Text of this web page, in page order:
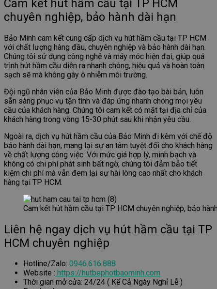
Cam kết hút hầm cầu tại TP HCM
chuyên nghiệp, bảo hành dài hạn
Bảo Minh cam kết cung cấp dịch vụ hút hầm cầu tại TP HCM
với chất lượng hàng đầu, chuyên nghiệp và bảo hành dài hạn.
Chúng tôi sử dụng công nghệ và máy móc hiện đại, giúp quá
trình hút hầm cầu diễn ra nhanh chóng, hiệu quả và hoàn toàn
sạch sẽ mà không gây ô nhiễm môi trường.
Đội ngũ nhân viên của Bảo Minh được đào tạo bài bản, luôn
sẵn sàng phục vụ tận tình và đáp ứng nhanh chóng mọi yêu
cầu của khách hàng. Chúng tôi cam kết có mặt tại địa chỉ của
khách hàng trong vòng 15-30 phút sau khi nhận yêu cầu.
Ngoài ra, dịch vụ hút hầm cầu của Bảo Minh đi kèm với chế độ
bảo hành dài hạn, mang lại sự an tâm tuyệt đối cho khách hàng
về chất lượng công việc. Với mức giá hợp lý, minh bạch và
không có chi phí phát sinh bất ngờ, chúng tôi đảm bảo tiết
kiệm chi phí mà vẫn đem lại sự hài lòng cao nhất cho khách
hàng tại TP HCM.
Cam kết hút hầm cầu tại TP HCM chuyên nghiệp, bảo
Liên hệ ngay dịch vụ hút hầm cầu tại TP
HCM chuyên nghiệp
Hotline/Zalo: 0946.616.888
Website : https://hutbephotbaominh.com
Thời gian mở cửa: 24/24 ( Kể Cả Ngày Nghỉ Lễ )